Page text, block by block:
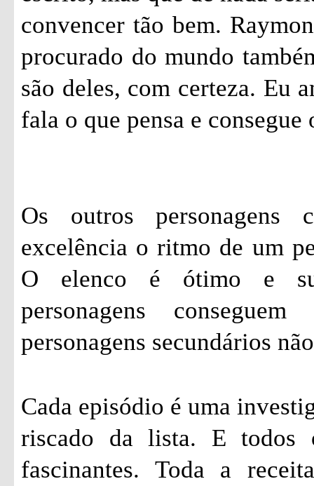
convencer tão bem.
procurado do mundo
são deles, com certeza. Eu
fala o que pensa e consegue
Os outros personagens
excelência o ritmo de um
O elenco é ótimo e
personagens
personagens secundários
Cada episódio é uma
riscado da lista. E todos
fascinantes. Toda a